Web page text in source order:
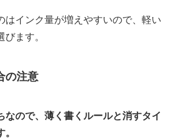
はインク量が増えやすいので、軽い
ます。
の注意
なので、薄く書くルールと消すタイ